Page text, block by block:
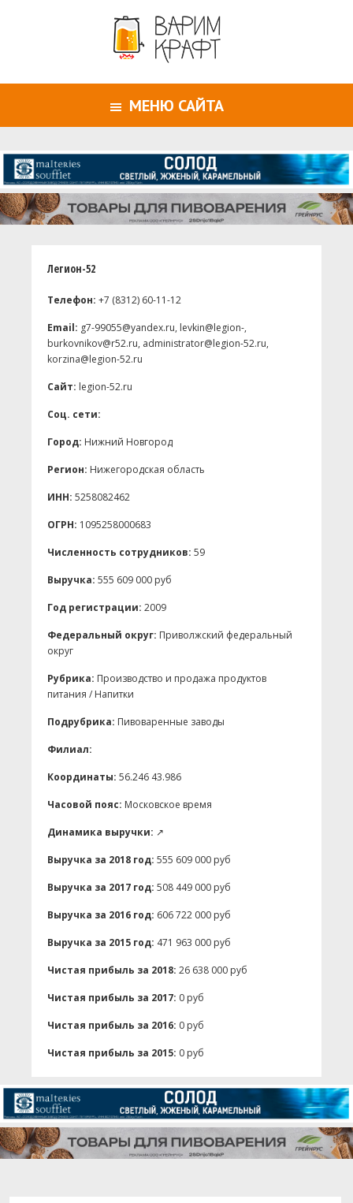
МЕНЮ САЙТА
Легион-52
Телефон: +7 (8312) 60-11-12
Email: g7-99055@yandex.ru, levkin@legion-,
burkovnikov@r52.ru, administrator@legion-52.ru,
korzina@legion-52.ru
Сайт: legion-52.ru
Соц. сети:
Город: Нижний Новгород
Регион: Нижегородская область
ИНН: 5258082462
ОГРН: 1095258000683
Численность сотрудников: 59
Выручка: 555 609 000 руб
Год регистрации: 2009
Федеральный округ: Приволжский федеральный
округ
Рубрика: Производство и продажа продуктов
питания / Напитки
Подрубрика: Пивоваренные заводы
Филиал:
Координаты: 56.246 43.986
Часовой пояс: Московское время
Динамика выручки: ↗
Выручка за 2018 год: 555 609 000 руб
Выручка за 2017 год: 508 449 000 руб
Выручка за 2016 год: 606 722 000 руб
Выручка за 2015 год: 471 963 000 руб
Чистая прибыль за 2018: 26 638 000 руб
Чистая прибыль за 2017: 0 руб
Чистая прибыль за 2016: 0 руб
Чистая прибыль за 2015: 0 руб